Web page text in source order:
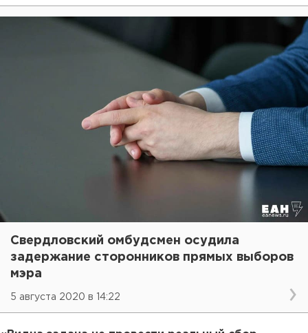
Свердловский омбудсмен осудила
задержание сторонников прямых выборов
мэра
5 августа 2020 в 14:22